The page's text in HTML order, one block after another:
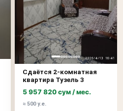
Сдаётся 2-комнатная
квартира Тузель 3
5 957 820 сум / мес.
≈ 500 у.е.